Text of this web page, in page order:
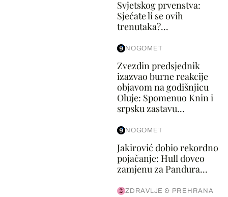
Svjetskog prvenstva:
Sjećate li se ovih
trenutaka?...
NOGOMET
Zvezdin predsjednik
izazvao burne reakcije
objavom na godišnjicu
Oluje: Spomenuo Knin i
srpsku zastavu...
NOGOMET
Jakirović dobio rekordno
pojačanje: Hull doveo
zamjenu za Pandura...
ZDRAVLJE & PREHRANA